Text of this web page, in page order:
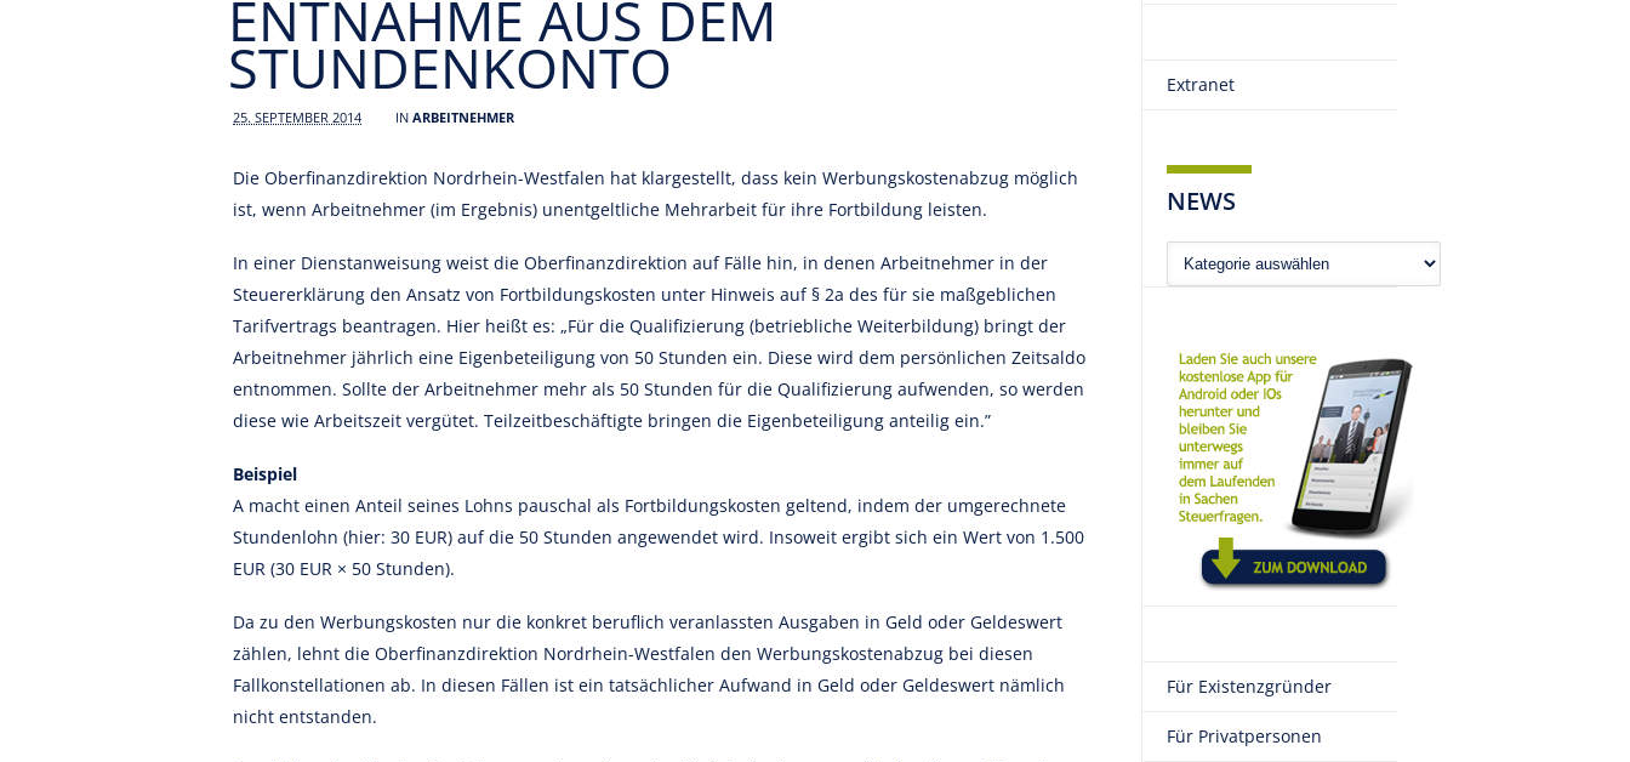
ENTNAHME AUS DEM
STUNDENKONTO
25. SEPTEMBER 2014 IN ARBEITNEHMER
Die Oberfinanzdirektion Nordrhein-Westfalen hat klargestellt, dass kein Werbungskostenabzug möglich
ist, wenn Arbeitnehmer (im Ergebnis) unentgeltliche Mehrarbeit für ihre Fortbildung leisten.
In einer Dienstanweisung weist die Oberfinanzdirektion auf Fälle hin, in denen Arbeitnehmer in der
Steuererklärung den Ansatz von Fortbildungskosten unter Hinweis auf § 2a des für sie maßgeblichen
Tarifvertrags beantragen. Hier heißt es: „Für die Qualifizierung (betriebliche Weiterbildung) bringt der
Arbeitnehmer jährlich eine Eigenbeteiligung von 50 Stunden ein. Diese wird dem persönlichen Zeitsaldo
entnommen. Sollte der Arbeitnehmer mehr als 50 Stunden für die Qualifizierung aufwenden, so werden
diese wie Arbeitszeit vergütet. Teilzeitbeschäftigte bringen die Eigenbeteiligung anteilig ein.”
Beispiel
A macht einen Anteil seines Lohns pauschal als Fortbildungskosten geltend, indem der umgerechnete
Stundenlohn (hier: 30 EUR) auf die 50 Stunden angewendet wird. Insoweit ergibt sich ein Wert von 1.500
EUR (30 EUR × 50 Stunden).
Da zu den Werbungskosten nur die konkret beruflich veranlassten Ausgaben in Geld oder Geldeswert
zählen, lehnt die Oberfinanzdirektion Nordrhein-Westfalen den Werbungskostenabzug bei diesen
Fallkonstellationen ab. In diesen Fällen ist ein tatsächlicher Aufwand in Geld oder Geldeswert nämlich
nicht entstanden.
Extranet
NEWS
News
Für Existenzgründer
Für Privatpersonen